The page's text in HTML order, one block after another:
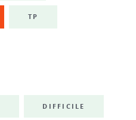
TP
DIFFICILE